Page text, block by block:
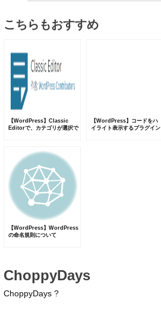
こちらもおすすめ
【WordPress】Classic
Editorで、カテゴリが選択で
【WordPress】コードをハ
イライト表示するプラグイン
【WordPress】WordPress
の命名規則について
ChoppyDays
ChoppyDays ?